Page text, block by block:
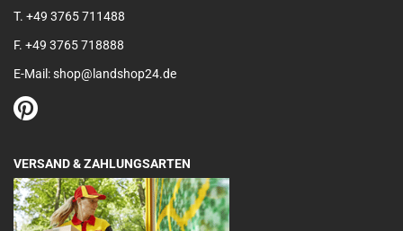
T. +49 3765 711488
F. +49 3765 718888
E-Mail: shop@landshop24.de
VERSAND & ZAHLUNGSARTEN